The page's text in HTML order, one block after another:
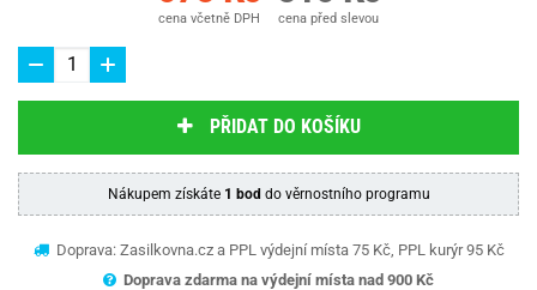
cena včetně DPH cena před slevou
PŘIDAT DO KOŠÍKU
Nákupem získáte 1 bod do věrnostního programu
Doprava: Zasilkovna.cz a PPL výdejní místa 75 Kč, PPL kurýr 95 Kč
Doprava zdarma na výdejní místa nad 900 Kč